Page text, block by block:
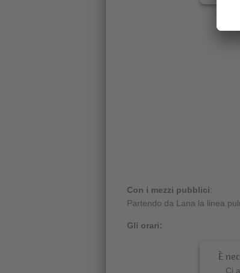
Con i mezzi pubblici:
Partendo da Lana la linea
Gli orari:
È
Ci